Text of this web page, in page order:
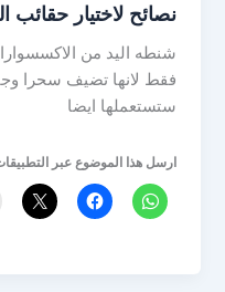
نصائح لاختيار حقائب
شنطه اليد من
فقط لانها تضيف سحرا
ستستعملها ايضا
ارسل هذا الموضوع عبر التطبيقات